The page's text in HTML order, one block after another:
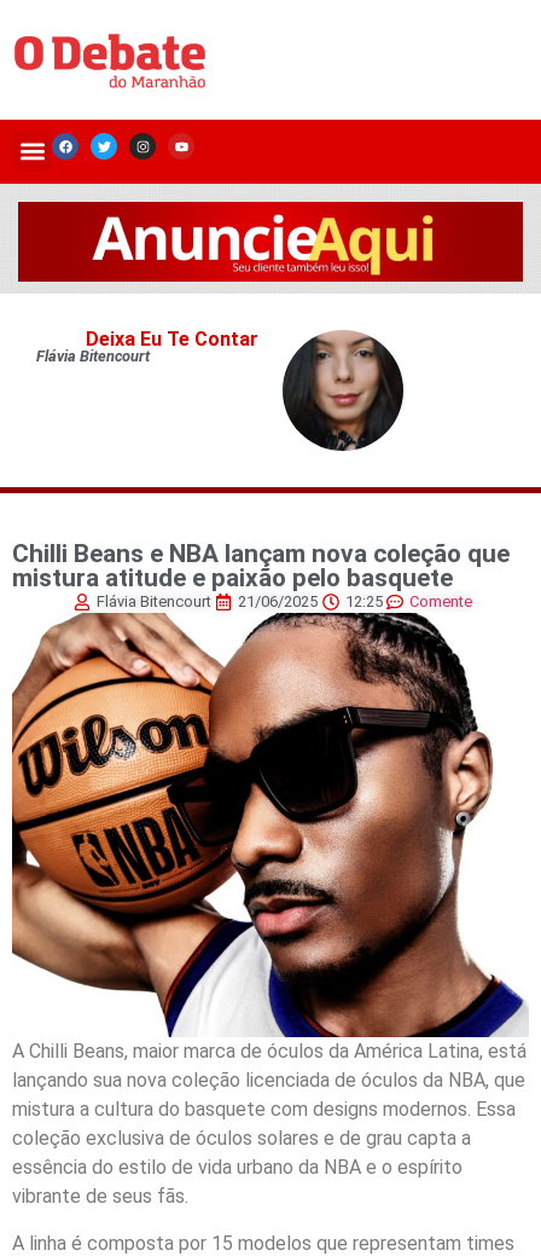
Deixa Eu Te Contar
Flávia Bitencourt
Chilli Beans e NBA lançam nova coleção que
mistura atitude e paixão pelo basquete
Flávia Bitencourt 21/06/2025 12:25 Comente
A Chilli Beans, maior marca de óculos da América Latina, está
lançando sua nova coleção licenciada de óculos da NBA, que
mistura a cultura do basquete com designs modernos. Essa
coleção exclusiva de óculos solares e de grau capta a
essência do estilo de vida urbano da NBA e o espírito
vibrante de seus fãs.
A linha é composta por 15 modelos que representam times